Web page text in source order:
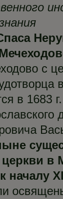
с
в 1683
в
началу